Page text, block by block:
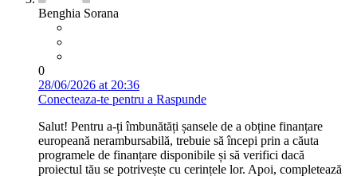
Benghia Sorana
0
28/06/2026 at 20:36
Conecteaza-te pentru a Raspunde
Salut! Pentru a-ți îmbunătăți șansele de a obține finanțare
europeană nerambursabilă, trebuie să începi prin a căuta
programele de finanțare disponibile și să verifici dacă
proiectul tău se potrivește cu cerințele lor. Apoi, completează